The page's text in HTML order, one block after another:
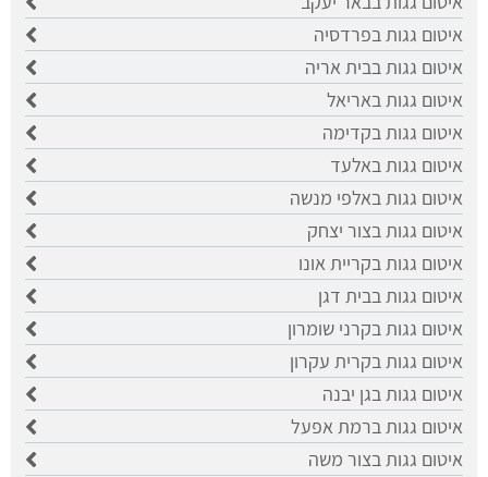
איטום גגות בפרדסיה
איטום גגות בבית אריה
איטום גגות באריאל
איטום גגות בקדימה
איטום גגות באלעד
איטום גגות באלפי מנשה
איטום גגות בצור יצחק
איטום גגות בקריית אונו
איטום גגות בבית דגן
איטום גגות בקרני שומרון
איטום גגות בקרית עקרון
איטום גגות בגן יבנה
איטום גגות ברמת אפעל
איטום גגות בצור משה